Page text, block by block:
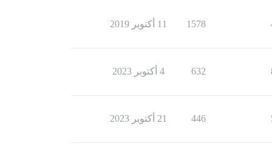
1578 11 أكتوبر 2019
632 4 أكتوبر 2023
446 21 أكتوبر 2023